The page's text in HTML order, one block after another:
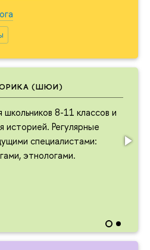
(ШЮИ)
8-11 классов и
историей. Регулярные
специалистами:
этнологами.